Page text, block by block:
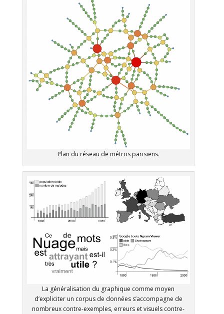
Plan du réseau de métros parisiens.
La généralisation du graphique comme moyen
d’expliciter un corpus de données s’accompagne de
nombreux contre-exemples, erreurs et visuels contre-